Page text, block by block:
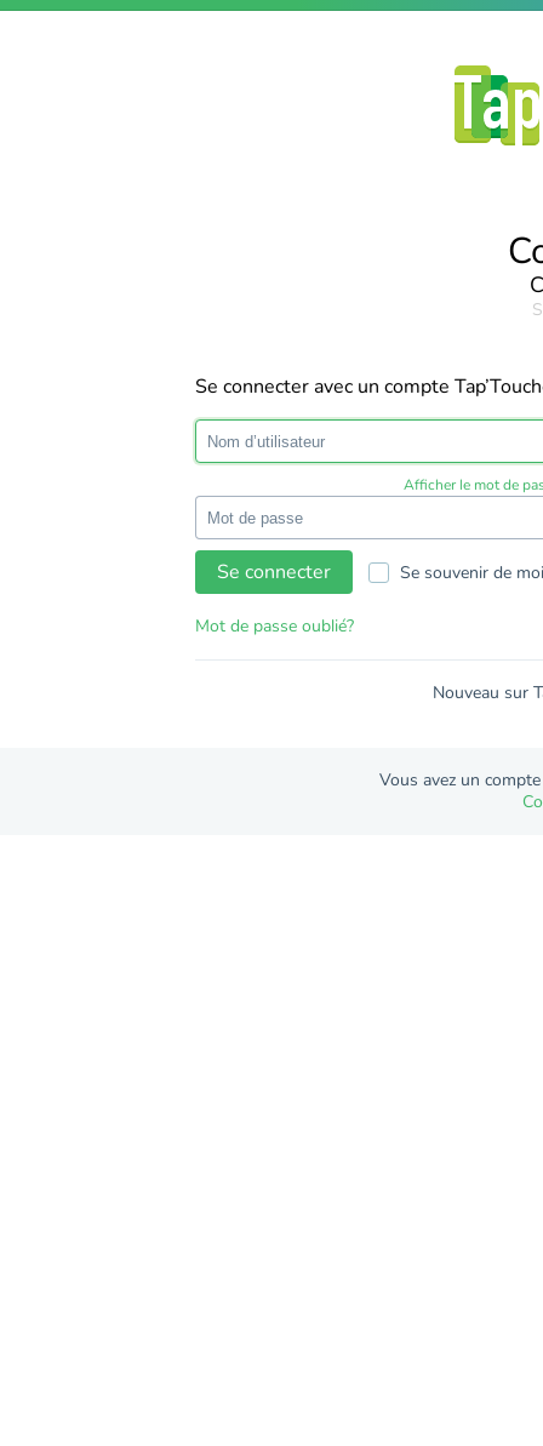
Se connecter avec un compte
Afficher le mot de
Se connecter Se souvenir de moi
Mot de passe oublié?
Nouveau sur
Vous avez un